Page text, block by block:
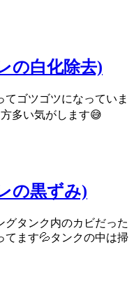
の白化除去)
てゴツゴツになっていま
多い気がします😅
の黒ずみ)
グタンク内のカビだった
てます💦タンクの中は掃